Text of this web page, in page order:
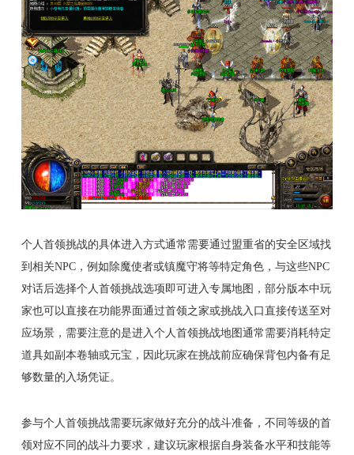
个人首领挑战的具体进入方式通常需要通过盟重省的安全区域找
到相关NPC，例如除魔使者或镇魔守将等特定角色，与这些NPC
对话后选择个人首领挑战选项即可进入专属地图，部分版本中玩
家也可以直接在功能界面通过首领之家或挑战入口直接传送至对
应场景，需要注意的是进入个人首领挑战地图通常需要消耗特定
道具如副本卷轴或元宝，因此玩家在挑战前应确保背包内备有足
够数量的入场凭证。
参与个人首领挑战需要玩家做好充分的战斗准备，不同等级的首
领对应不同的战斗力要求，建议玩家根据自身装备水平和技能等